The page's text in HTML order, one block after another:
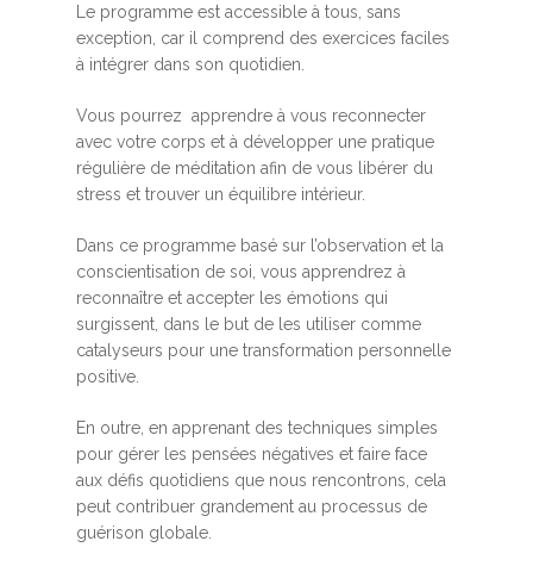
Le programme est accessible à tous, sans
exception, car il comprend des exercices faciles
à intégrer dans son quotidien.
Vous pourrez apprendre à vous reconnecter
avec votre corps et à développer une pratique
régulière de méditation afin de vous libérer du
stress et trouver un équilibre intérieur.
Dans ce programme basé sur l’observation et la
conscientisation de soi, vous apprendrez à
reconnaître et accepter les émotions qui
surgissent, dans le but de les utiliser comme
catalyseurs pour une transformation personnelle
positive.
En outre, en apprenant des techniques simples
pour gérer les pensées négatives et faire face
aux défis quotidiens que nous rencontrons, cela
peut contribuer grandement au processus de
guérison globale.